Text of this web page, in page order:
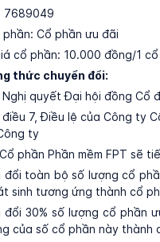
7689049
phần: Cổ phần ưu đãi
cổ phần: 10.000 đồng/1
thức chuyển đổi:
Nghị quyết Đại hội đồng Cổ
7, Điều lệ của Công ty
ty
phần Phần mềm FPT sẽ
đổi toàn bộ số lượng cổ
sinh tương ứng thành cổ
đổi 30% số lượng cổ phần
của số cổ phần này thành